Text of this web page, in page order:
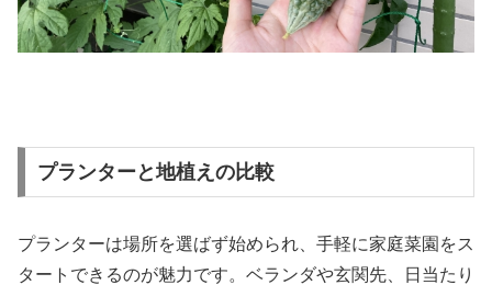
プランターと地植えの比較
プランターは場所を選ばず始められ、手軽に家庭菜園をス
タートできるのが魅力です。ベランダや玄関先、日当たり